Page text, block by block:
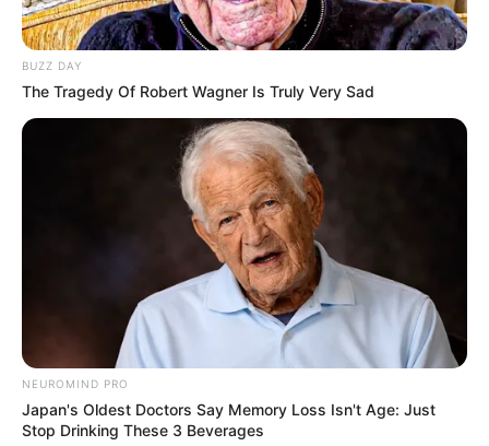
BUZZ DAY
The Tragedy Of Robert Wagner Is Truly Very Sad
NEUROMIND PRO
Japan's Oldest Doctors Say Memory Loss Isn't Age: Just
Stop Drinking These 3 Beverages